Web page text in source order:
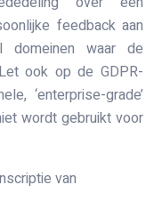
feedback aan
domeinen waar de
ook op de GDPR-
‘enterprise-grade’
wordt gebruikt voor
van